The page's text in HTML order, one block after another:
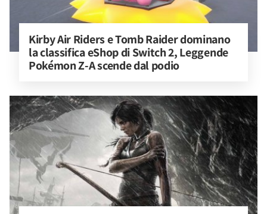
Kirby Air Riders e Tomb Raider dominano
la classifica eShop di Switch 2, Leggende
Pokémon Z-A scende dal podio